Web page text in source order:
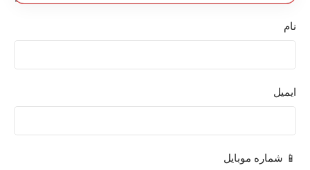
نام
ایمیل
📱 شماره موبایل